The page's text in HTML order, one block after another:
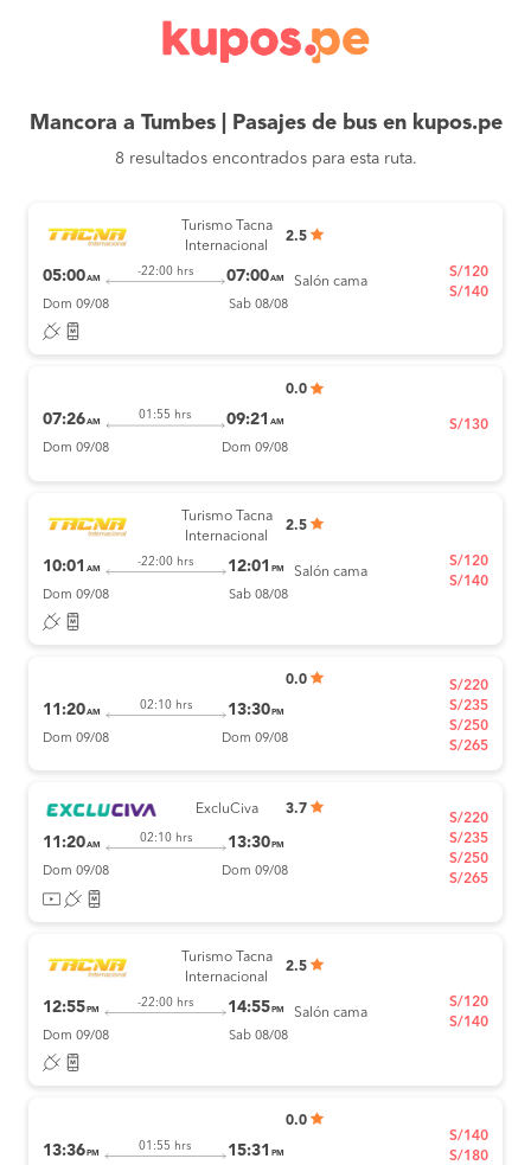
Mancora a Tumbes | Pasajes de bus en kupos.pe
8 resultados encontrados para esta ruta.
Turismo Tacna
Internacional
2.5
05:00AM
-22:00 hrs 07:00AM
Dom 09/08 Sab 08/08
Salón cama
S/120
S/140
0.0
07:26AM
01:55 hrs 09:21 AM
Dom 09/08 Dom 09/08
S/130
Turismo Tacna
Internacional
2.5
10:01 AM
-22:00 hrs 12:01 PM
Dom 09/08 Sab 08/08
Salón cama
S/120
S/140
0.0
11:20AM
02:10 hrs 13:30 PM
Dom 09/08 Dom 09/08
S/220
S/235
S/250
S/265
ExcluCiva 3.7
11:20AM
02:10 hrs 13:30 PM
Dom 09/08 Dom 09/08
S/220
S/235
S/250
S/265
Turismo Tacna
Internacional
2.5
12:55 PM
-22:00 hrs 14:55 PM
Dom 09/08 Sab 08/08
Salón cama
S/120
S/140
0.0
13:36 PM
01:55 hrs 15:31 PM
S/140
S/180